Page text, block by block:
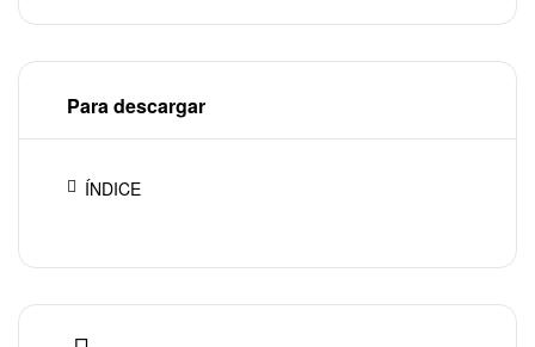
Para descargar
ÍNDICE